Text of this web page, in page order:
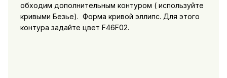
обходим дополнительным контуром ( используйте
кривыми Безье). Форма кривой эллипс. Для этого
контура задайте цвет F46F02.